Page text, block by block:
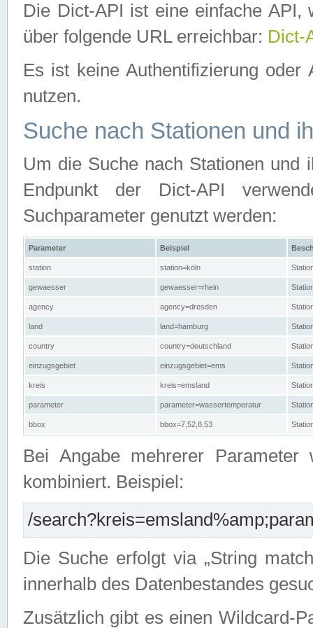
Die Dict-API ist eine einfache API,
über folgende URL erreichbar: Dict-
Es ist keine Authentifizierung
nutzen.
Suche nach Stationen und
Um die Suche nach Stationen und
Endpunkt der Dict-API
Suchparameter genutzt werden:
Parameter Beispiel
station station=köln
gewaesser gewaesser=rhein
agency agency=dresden
land land=hamburg
country country=deutschland
einzugsgebiet einzugsgebiet=ems
kreis kreis=emsland
parameter parameter=wassertemperatur
bbox bbox=7,52,8,53
Bei Angabe mehrerer Parameter
kombiniert. Beispiel:
/
Die Suche erfolgt via „String
innerhalb des Datenbestandes
Zusätzlich gibt es einen Wildcard-